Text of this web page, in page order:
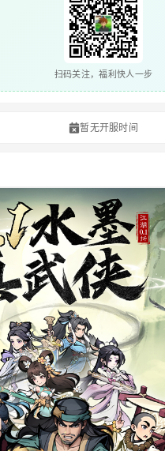
扫码关注，福利快人一步
暂无开服时间